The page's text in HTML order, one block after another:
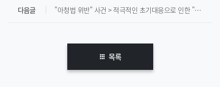
다음글 "아청법 위반" 사건 > 적극적인 초기대응으로 인한 "기소유예"
목록